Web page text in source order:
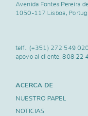
Avenida Fontes Pereira
1050-117 Lisboa,
telf.. (+351) 272 549 020
apoyo al cliente.808 22
ACERCA DE
NUESTRO PAPEL
NOTICIAS